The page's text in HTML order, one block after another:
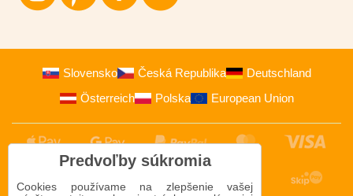
Slovensko Česká Republika
Deutschland
Österreich
Polska European Union
Predvoľby súkromia
Cookies používame na zlepšenie vašej